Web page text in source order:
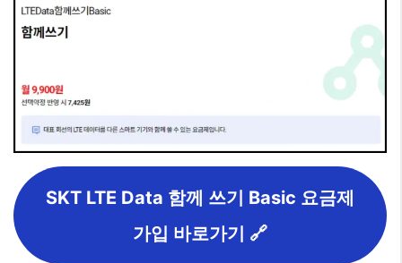
SKT LTE Data 함께 쓰기 Basic 요금제
가입 바로가기 🔗